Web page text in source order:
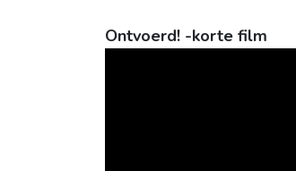
Ontvoerd! -korte film